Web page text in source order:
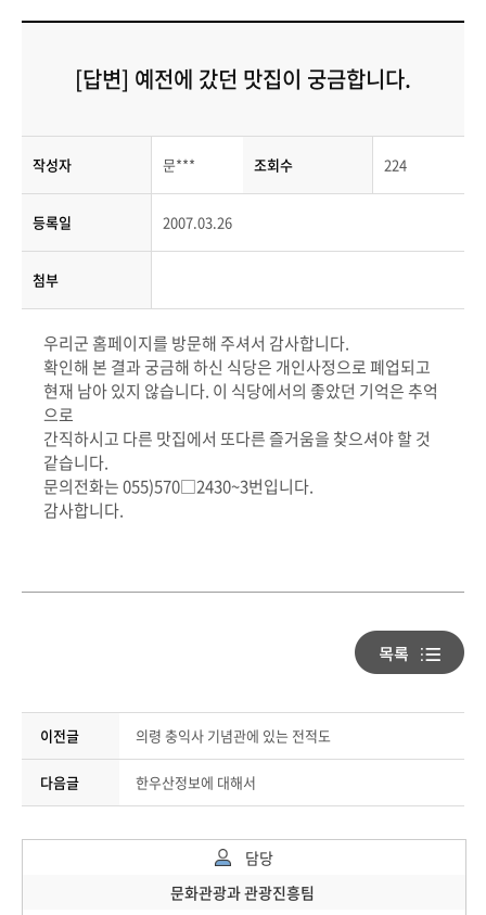
[답변] 예전에 갔던 맛집이 궁금합니다.
작성자 문*** 조회수 224
등록일 2007.03.26
첨부
우리군 홈페이지를 방문해 주셔서 감사합니다.
확인해 본 결과 궁금해 하신 식당은 개인사정으로 폐업되고
현재 남아 있지 않습니다. 이 식당에서의 좋았던 기억은 추억
으로
간직하시고 다른 맛집에서 또다른 즐거움을 찾으셔야 할 것
같습니다.
문의전화는 055)570□2430~3번입니다.
감사합니다.
이전글 의령 충익사 기념관에 있는 전적도
다음글 한우산정보에 대해서
담당
문화관광과 관광진흥팀